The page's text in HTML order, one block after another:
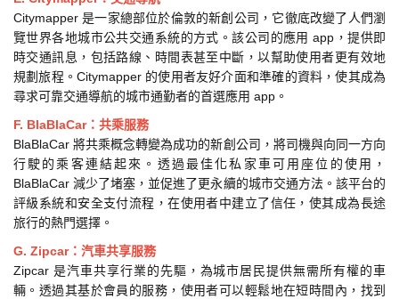
Citymapper 是一家總部位於倫敦的新創公司，它徹底改變了人們瀏
覽世界各地城市公共交通系統的方式。該公司的應用 app，提供即
時交通訊息，包括路線、時間表甚至中斷，以幫助使用者更有效地
規劃旅程。Citymapper 的使用者友好介面和準確的資料，使其成為
尋求可靠交通導航的城市通勤者的首選應用 app。
F. BlaBlaCar：共乘服務
BlaBlaCar 將共乘概念轉變為成功的新創公司，將司機與向同一方向
行駛的乘客連結起來。透過最佳化私家車可用座位的使用，
BlaBlaCar 減少了堵塞，並促進了更永續的城市交通方法。該平台的
評級系統和安全支付流程，在使用者中建立了信任，使其成為長途
旅行的熱門選擇。
G. Zipcar：汽車共享服務
Zipcar 是汽車共享行業的先驅，為城市居民提供無需所有權的車
輛。透過其基於會員的服務，使用者可以輕鬆地在短時間內，找到